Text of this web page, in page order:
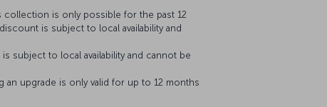
collection is only possible for the past 12
is subject to local availability and
subject to local availability and cannot be
an upgrade is only valid for up to 12 months